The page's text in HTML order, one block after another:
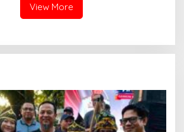
View More